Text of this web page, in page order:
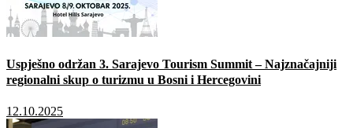
Uspješno održan 3. Sarajevo Tourism Summit – Najznačajniji
regionalni skup o turizmu u Bosni i Hercegovini
12.10.2025